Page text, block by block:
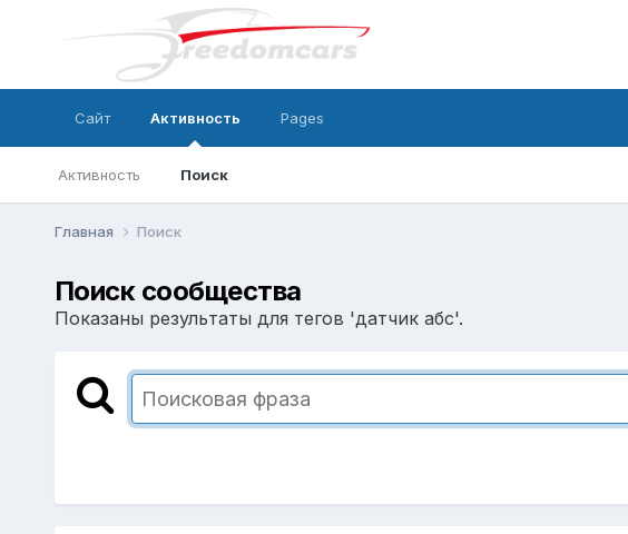
Сайт Активность
Активность Поиск
Pages
Главная Поиск
Поиск сообщества
Показаны результаты для тегов 'датчик абс'.